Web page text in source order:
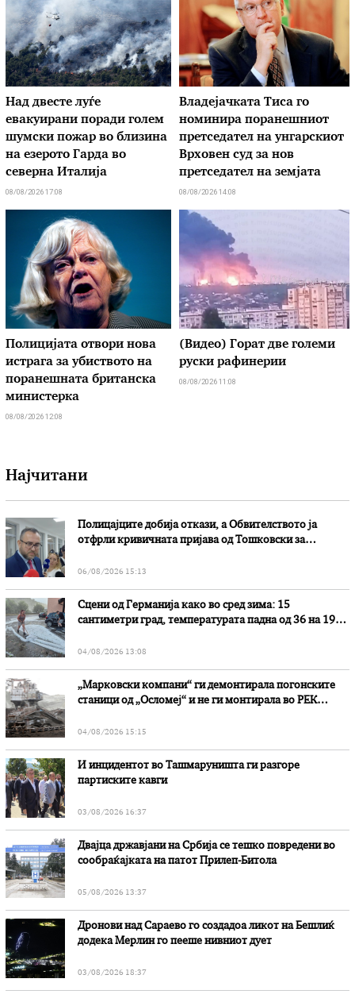
Над двесте луѓе
евакуирани поради голем
шумски пожар во близина
на езерото Гарда во
северна Италија
08/08/2026 17:08
Владејачката Тиса го
номинира поранешниот
претседател на унгарскиот
Врховен суд за нов
претседател на земјата
08/08/2026 14:08
Полицијата отвори нова
истрага за убиството на
поранешната британска
министерка
08/08/2026 12:08
(Видео) Горат две големи
руски рафинерии
08/08/2026 11:08
Најчитани
Полицајците добија откази, а Обвителството ја
отфрли кривичната пријава од Тошковски за
06/08/2026 15:13
Сцени од Германија како во сред зима: 15
сантиметри град, температурата падна од 36 на 19
04/08/2026 13:08
„Марковски компани“ ги демонтирала погонските
станици од „Осломеј“ и не ги монтирала во РЕК
04/08/2026 15:15
И инцидентот во Ташмаруништa ги разгоре
партиските кавги
03/08/2026 16:37
Двајца државјани на Србија се тешко повредени во
сообраќајката на патот Прилеп-Битола
05/08/2026 13:37
Дронови над Сараево го создадоа ликот на Бешлиќ
додека Мерлин го пееше нивниот дует
03/08/2026 18:37